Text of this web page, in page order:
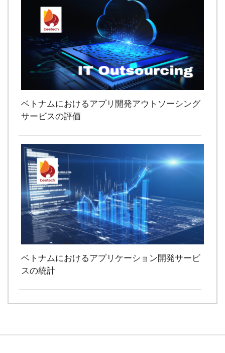
ベトナムにおけるアプリ開発アウトソーシング
サービスの評価
ベトナムにおけるアプリケーション開発サービ
スの統計